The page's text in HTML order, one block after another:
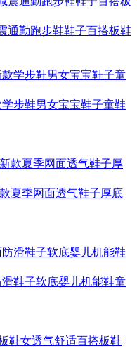
通勤跑步鞋鞋子百搭板鞋
步鞋男女宝宝鞋子童鞋
夏季网面透气鞋子厚底
鞋子软底婴儿机能鞋童